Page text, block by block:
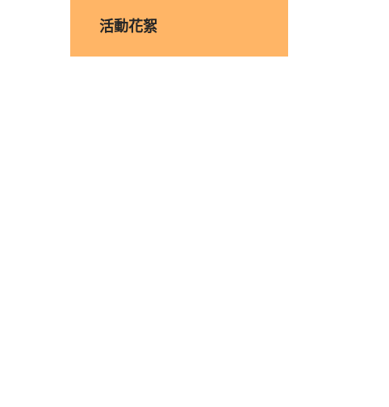
活動花絮